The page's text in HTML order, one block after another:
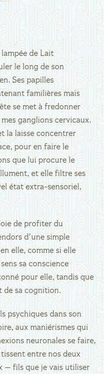
de Lait
le long de son
Ses papilles
familières mais
se met à fredonner
ganglions cervicaux.
la laisse concentrer
pour en faire le
que lui procure le
et elle filtre ses
état extra-sensoriel,
de profiter du
d'une simple
elle, comme si elle
sa conscience
pour elle, tandis que
de sa cognition.
psychiques dans son
aux maniérismes qui
neuronales se faire,
entre nos deux
— fils que je vais utiliser